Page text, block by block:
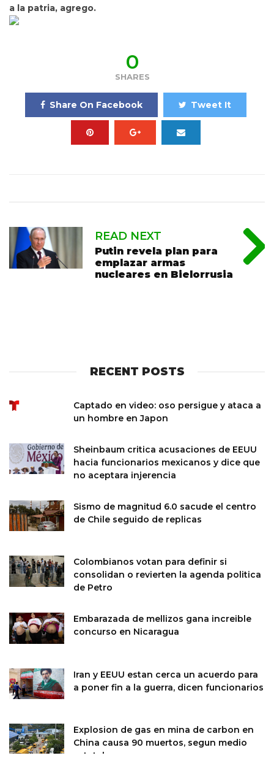
a la patria, agrego.
0
SHARES
Share On Facebook Tweet It
READ NEXT
Putin revela plan para
emplazar armas
nucleares en Bielorrusia
RECENT POSTS
Captado en video: oso persigue y ataca a
un hombre en Japon
Sheinbaum critica acusaciones de EEUU
hacia funcionarios mexicanos y dice que
no aceptara injerencia
Sismo de magnitud 6.0 sacude el centro
de Chile seguido de replicas
Colombianos votan para definir si
consolidan o revierten la agenda politica
de Petro
Embarazada de mellizos gana increible
concurso en Nicaragua
Iran y EEUU estan cerca un acuerdo para
a poner fin a la guerra, dicen funcionarios
Explosion de gas en mina de carbon en
China causa 90 muertos, segun medio
estatal